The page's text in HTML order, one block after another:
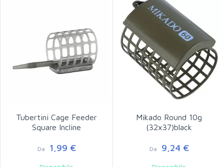
Tubertini Cage Feeder
Square Incline
Da 1,99 €
Mikado Round 10g
(32x37)black
Da 9,24 €